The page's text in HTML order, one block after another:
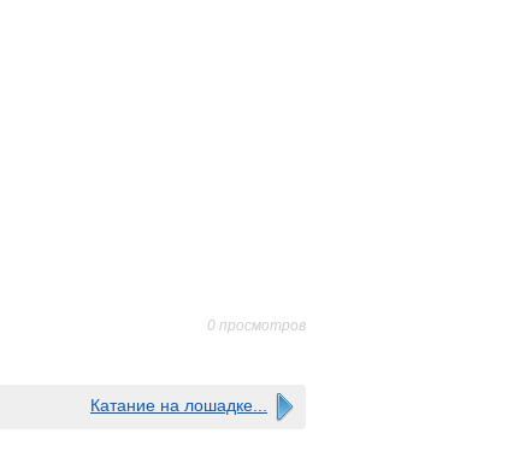
0 просмотров
Катание на лошадке...